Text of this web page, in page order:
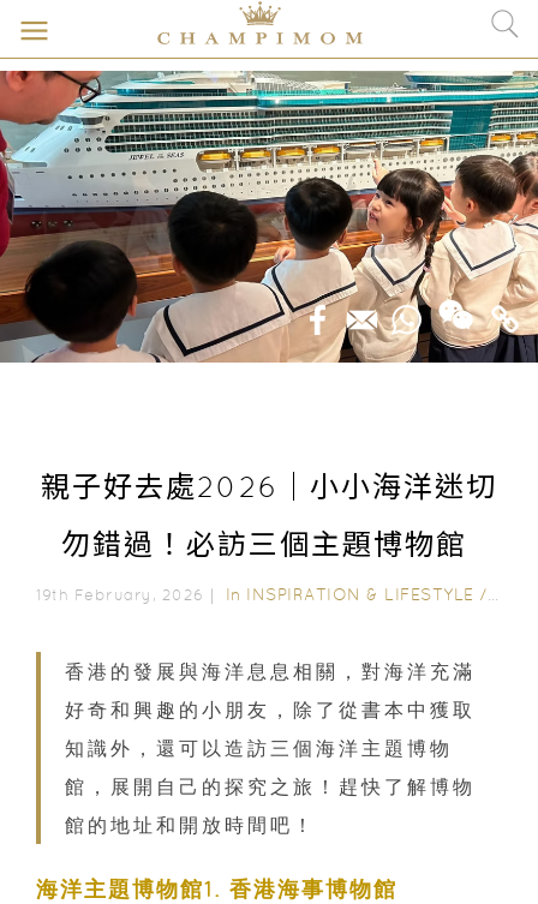
親子好去處2026｜小小海洋迷切
勿錯過！必訪三個主題博物館
19th February, 2026｜ In INSPIRATION & LIFESTYLE /
香港的發展與海洋息息相關，對海洋充滿
好奇和興趣的小朋友，除了從書本中獲取
知識外，還可以造訪三個海洋主題博物
館，展開自己的探究之旅！趕快了解博物
館的地址和開放時間吧！
海洋主題博物館1. 香港海事博物館